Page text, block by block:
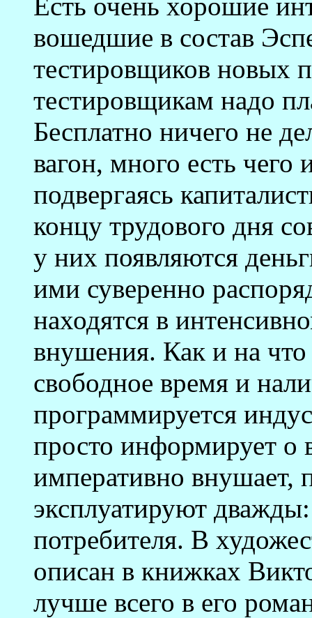
вошедшие в состав
тестировщиков новых
тестировщикам надо
Бесплатно ничего не
вагон, много есть
подвергаясь
концу трудового дня
у них появляются
ими суверенно
находятся в
внушения. Как и на что
свободное время и
программируется
просто информирует о
императивно внушает,
эксплуатируют
потребителя. В
описан в книжках
лучше всего в его